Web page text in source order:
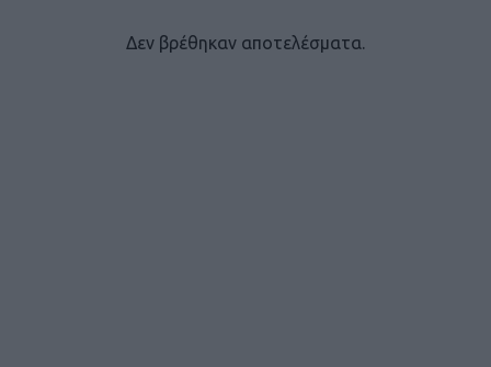
Δεν βρέθηκαν αποτελέσματα.